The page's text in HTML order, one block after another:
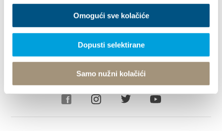
Omogući sve kolačiće
Dopusti selektirane
Samo nužni kolačići
Tourist office
© TZ Kastela 2022 Cookie Policy Developed by:Nove vibracije
Design by:Signed Design